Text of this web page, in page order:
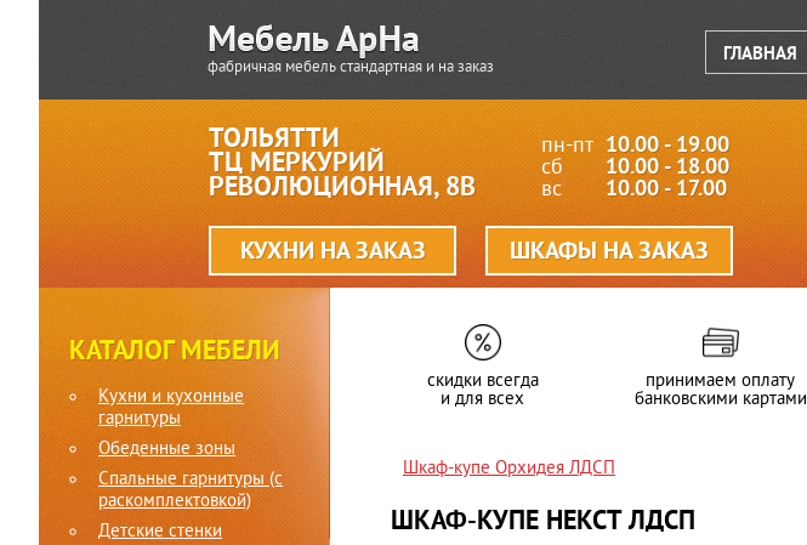
фабричная мебель стандартная и на заказ
ГЛАВНАЯ
ТОЛЬЯТТИ
ТЦ МЕРКУРИЙ
РЕВОЛЮЦИОННАЯ, 8В
пн-пт 10.00 - 19.00
сб 10.00 - 18.00
вс 10.00 - 17.00
КУХНИ НА ЗАКАЗ ШКАФЫ НА ЗАКАЗ
КАТАЛОГ МЕБЕЛИ
Кухни и кухонные
гарнитуры
Обеденные зоны
Спальные гарнитуры (c
раскомплектовкой)
Детские стенки
скидки всегда
и для всех
принимаем оплату
банковскими картами
Шкаф-купе Орхидея ЛДСП
ШКАФ-КУПЕ НЕКСТ ЛДСП